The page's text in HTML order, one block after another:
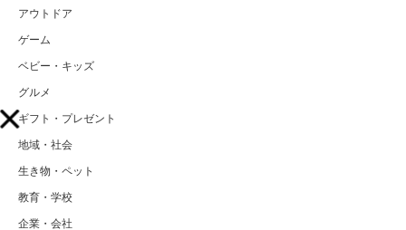
アウトドア
ゲーム
ベビー・キッズ
グルメ
ギフト・プレゼント
地域・社会
生き物・ペット
教育・学校
企業・会社